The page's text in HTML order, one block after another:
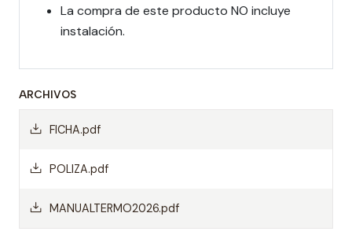
La compra de este producto NO incluye
instalación.
ARCHIVOS
FICHA.pdf
POLIZA.pdf
MANUALTERMO2026.pdf